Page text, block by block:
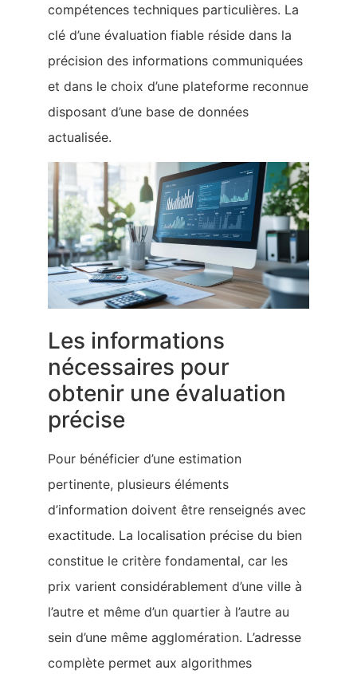
compétences techniques particulières. La
clé d’une évaluation fiable réside dans la
précision des informations communiquées
et dans le choix d’une plateforme reconnue
disposant d’une base de données
actualisée.
Les informations
nécessaires pour
obtenir une évaluation
précise
Pour bénéficier d’une estimation
pertinente, plusieurs éléments
d’information doivent être renseignés avec
exactitude. La localisation précise du bien
constitue le critère fondamental, car les
prix varient considérablement d’une ville à
l’autre et même d’un quartier à l’autre au
sein d’une même agglomération. L’adresse
complète permet aux algorithmes